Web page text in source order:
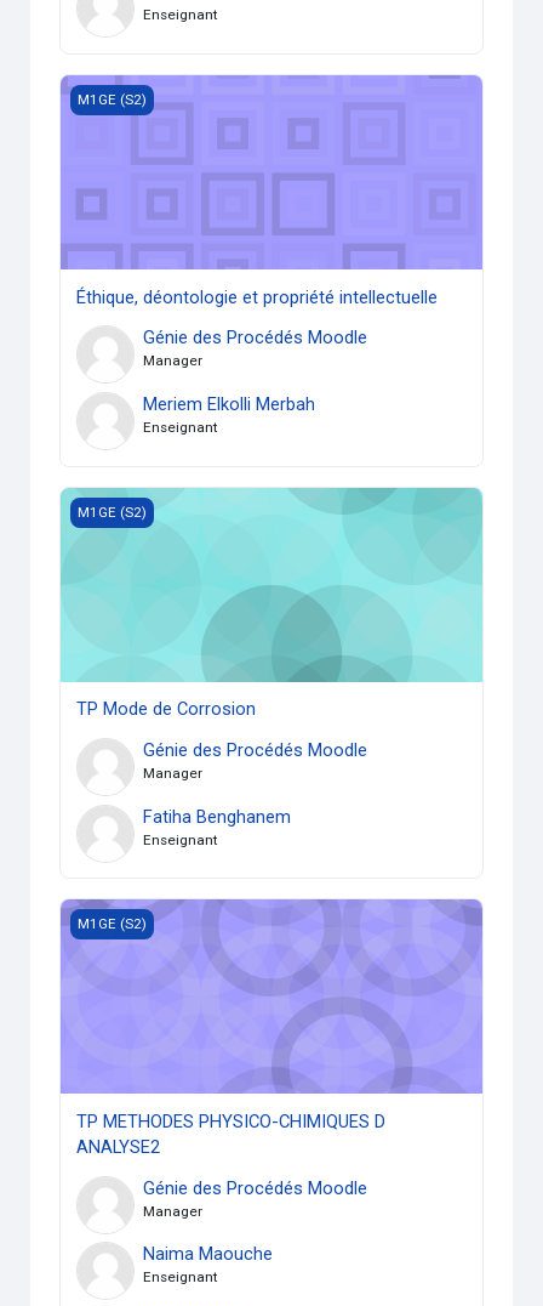
Enseignant
Éthique, déontologie et propriété intellectuelle
M1GE (S2)
Éthique, déontologie et propriété intellectuelle
Génie des Procédés Moodle
Manager
Meriem Elkolli Merbah
Enseignant
TP Mode de Corrosion
M1GE (S2)
TP Mode de Corrosion
Génie des Procédés Moodle
Manager
Fatiha Benghanem
Enseignant
TP METHODES PHYSICO-CHIMIQUES D ANALYSE2
M1GE (S2)
TP METHODES PHYSICO-CHIMIQUES D
ANALYSE2
Génie des Procédés Moodle
Manager
Naima Maouche
Enseignant